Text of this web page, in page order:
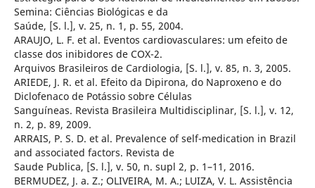
Semina: Ciências Biológicas e da
Saúde, [S. l.], v. 25, n. 1, p. 55, 2004.
ARAUJO, L. F. et al. Eventos cardiovasculares: um efeito de
classe dos inibidores de COX-2.
Arquivos Brasileiros de Cardiologia, [S. l.], v. 85, n. 3, 2005.
ARIEDE, J. R. et al. Efeito da Dipirona, do Naproxeno e do
Diclofenaco de Potássio sobre Células
Sanguíneas. Revista Brasileira Multidisciplinar, [S. l.], v. 12,
n. 2, p. 89, 2009.
ARRAIS, P. S. D. et al. Prevalence of self-medication in Brazil
and associated factors. Revista de
Saude Publica, [S. l.], v. 50, n. supl 2, p. 1–11, 2016.
BERMUDEZ, J. a. Z.; OLIVEIRA, M. A.; LUIZA, V. L. Assistência